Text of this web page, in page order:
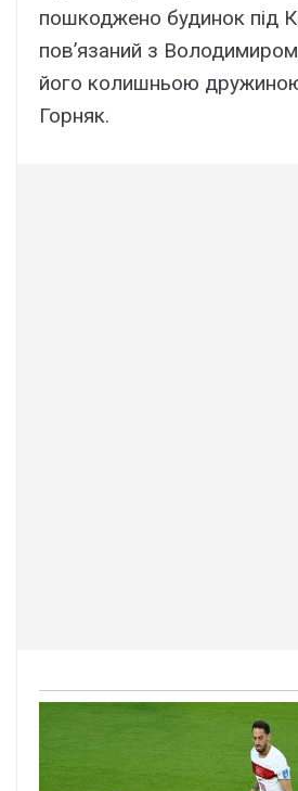
пошкоджено будинок під
пов’язаний з
його колишньою
Горняк.